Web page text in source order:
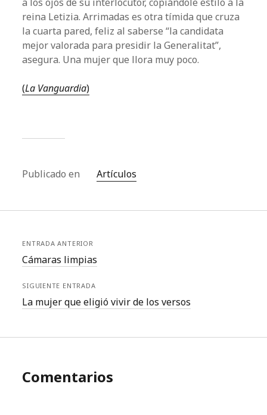
reina Letizia. Arrimadas es otra tímida que cruza
la cuarta pared, feliz al saberse “la candidata
mejor valorada para presidir la Generalitat”,
asegura. Una mujer que llora muy poco.
(La Vanguardia)
Publicado en Artículos
ENTRADA ANTERIOR
Cámaras limpias
SIGUIENTE ENTRADA
La mujer que eligió vivir de los versos
Comentarios